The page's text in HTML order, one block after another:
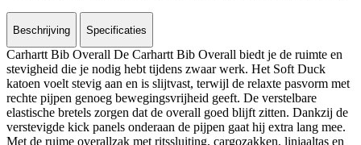
Beschrijving Specificaties
Carhartt Bib Overall De Carhartt Bib Overall biedt je de ruimte en
stevigheid die je nodig hebt tijdens zwaar werk. Het Soft Duck
katoen voelt stevig aan en is slijtvast, terwijl de relaxte pasvorm met
rechte pijpen genoeg bewegingsvrijheid geeft. De verstelbare
elastische bretels zorgen dat de overall goed blijft zitten. Dankzij de
verstevigde kick panels onderaan de pijpen gaat hij extra lang mee.
Met de ruime overallzak met ritssluiting, cargozakken, liniaaltas en